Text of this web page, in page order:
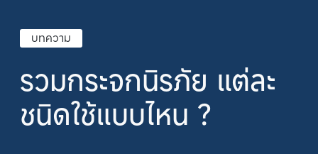
บทความ
รวมกระจกนิรภัย แต่ละ
ชนิดใช้แบบไหน ?